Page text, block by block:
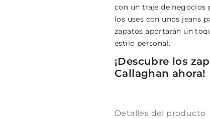
con un traje de negocios
los uses con unos jeans
zapatos aportarán un
estilo personal.
¡Descubre los
Callaghan ahora!
Detalles del producto